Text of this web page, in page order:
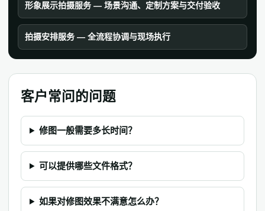
形象展示拍摄服务 — 场景沟通、定制方案与交付验收
拍摄安排服务 — 全流程协调与现场执行
客户常问的问题
修图一般需要多长时间？
可以提供哪些文件格式？
如果对修图效果不满意怎么办？